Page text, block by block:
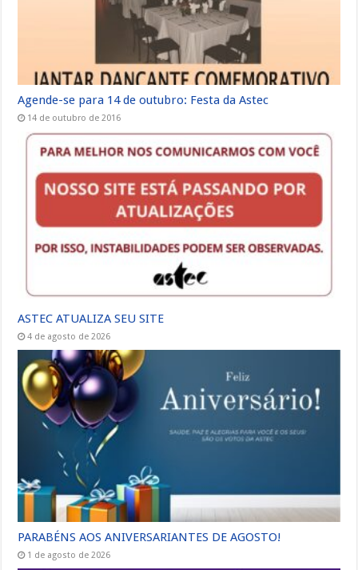
Agende-se para 14 de outubro: Festa da Astec
14 de outubro de 2016
ASTEC ATUALIZA SEU SITE
4 de agosto de 2026
PARABÉNS AOS ANIVERSARIANTES DE AGOSTO!
1 de agosto de 2026